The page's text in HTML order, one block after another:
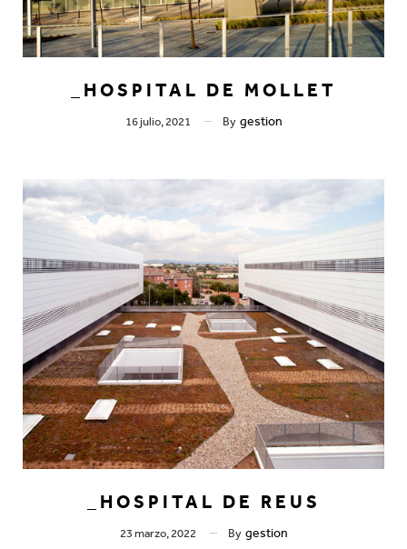
_HOSPITAL DE MOLLET
16 julio, 2021 By gestion
_HOSPITAL DE REUS
23 marzo, 2022 By gestion